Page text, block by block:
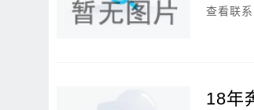
查看联
18年